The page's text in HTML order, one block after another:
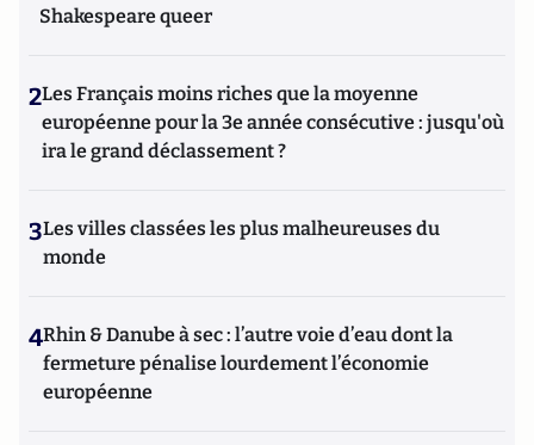
Shakespeare queer
2Les Français moins riches que la moyenne
européenne pour la 3e année consécutive : jusqu'où
ira le grand déclassement ?
3Les villes classées les plus malheureuses du
monde
4Rhin & Danube à sec : l’autre voie d’eau dont la
fermeture pénalise lourdement l’économie
européenne